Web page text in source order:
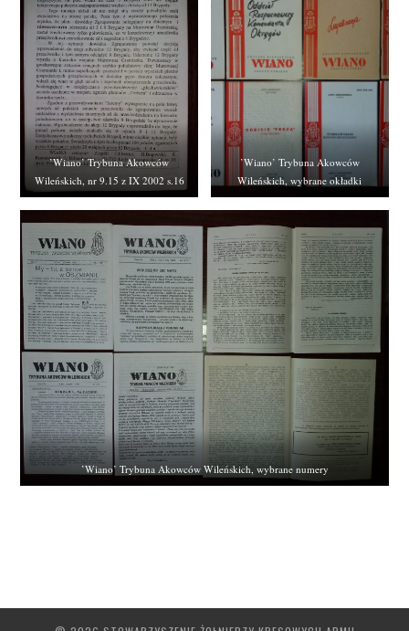
’Wiano’ Trybuna Akowców
Wileńskich, nr 9.15 z IX 2002 s.16
’Wiano’ Trybuna Akowców
Wileńskich, wybrane okładki
’Wiano’ Trybuna Akowców Wileńskich, wybrane numery